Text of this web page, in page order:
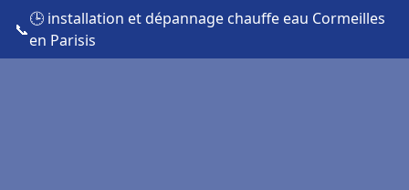
📞
🕒 installation et dépannage chauffe eau Cormeilles
en Parisis